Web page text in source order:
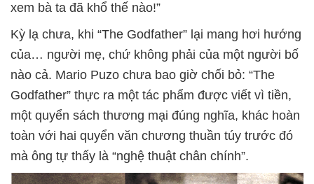
xem bà ta đã khổ thế nào!”
Kỳ lạ chưa, khi “The Godfather” lại mang hơi hướng
của… người mẹ, chứ không phải của một người bố
nào cả. Mario Puzo chưa bao giờ chối bỏ: “The
Godfather” thực ra một tác phẩm được viết vì tiền,
một quyển sách thương mại đúng nghĩa, khác hoàn
toàn với hai quyển văn chương thuần túy trước đó
mà ông tự thấy là “nghệ thuật chân chính”.